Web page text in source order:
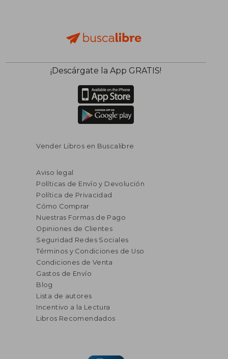
¡Descárgate la App GRATIS!
Vender Libros en Buscalibre
Aviso legal
Políticas de Envío y Devolución
Política de Privacidad
Cómo Comprar
Nuestras Formas de Pago
Opiniones de Clientes
Seguridad Redes Sociales
Términos y Condiciones de Uso
Condiciones de Venta
Gastos de Envío
Blog
Lista de autores
Incentivo a la Lectura
Libros Recomendados